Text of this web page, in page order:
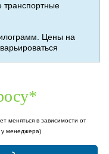
транспортные
Цены на
*
меняться в зависимости от
у менеджера)